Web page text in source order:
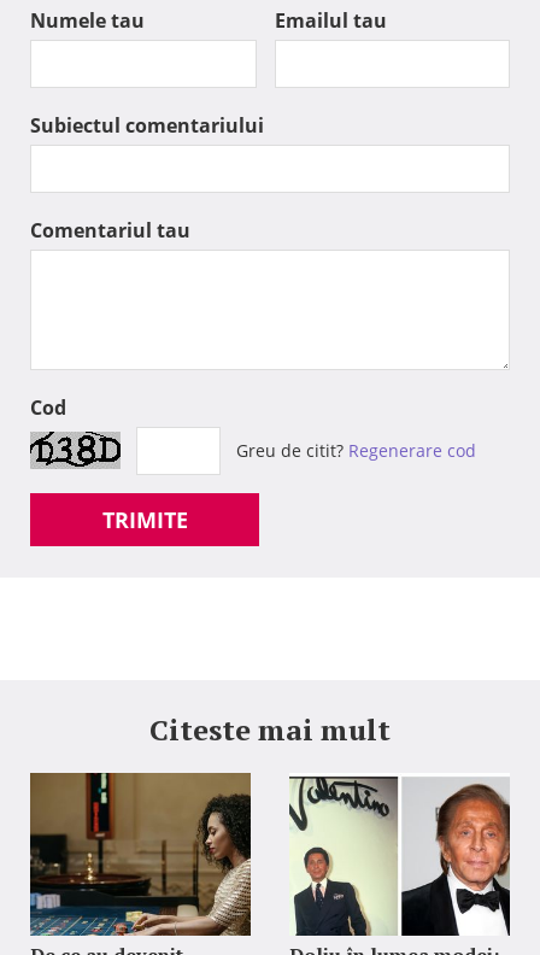
Numele tau Emailul tau
Subiectul comentariului
Comentariul tau
Cod
Greu de citit? Regenerare cod
TRIMITE
Citeste mai mult